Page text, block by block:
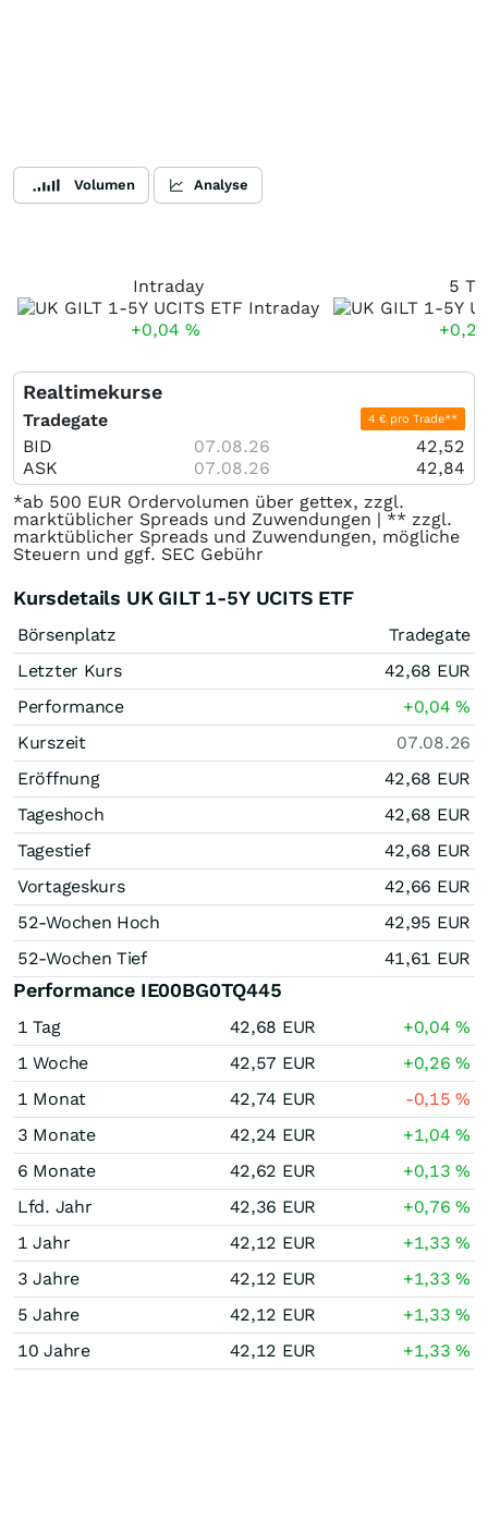
Volumen Analyse
Intraday
+0,04 %
5
Realtimekurse
Tradegate 4 € pro Trade**
BID 07.08.26
42,52
ASK
07.08.26
42,84
*ab 500 EUR Ordervolumen über gettex, zzgl.
marktüblicher Spreads und Zuwendungen | ** zzgl.
marktüblicher Spreads und Zuwendungen, mögliche
Steuern und ggf. SEC Gebühr
Kursdetails UK GILT 1-5Y UCITS ETF
Börsenplatz
Tradegate
Letzter Kurs
42,68 EUR
Performance
+0,04%
Kurszeit
07.08.26
Eröffnung
42,68 EUR
Tageshoch
42,68 EUR
Tagestief
42,68 EUR
Vortageskurs
42,66 EUR
52-Wochen Hoch
42,95 EUR
52-Wochen Tief
41,61 EUR
Performance IE00BG0TQ445
1 Tag 42,68 EUR +0,04%
1 Woche
42,57 EUR +0,26%
1 Monat
42,74 EUR -0,15%
3 Monate
42,24 EUR +1,04%
6 Monate
42,62 EUR +0,13%
Lfd. Jahr
42,36 EUR +0,76%
1 Jahr
42,12 EUR +1,33%
3 Jahre
42,12 EUR +1,33%
5 Jahre
42,12 EUR +1,33%
10 Jahre
42,12 EUR +1,33%